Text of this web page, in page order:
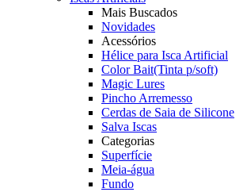
Mais Buscados
Novidades
Acessórios
Hélice para Isca Artificial
Color Bait(Tinta p/soft)
Magic Lures
Pincho Arremesso
Cerdas de Saia de Silicone
Salva Iscas
Categorias
Superfície
Meia-água
Fundo